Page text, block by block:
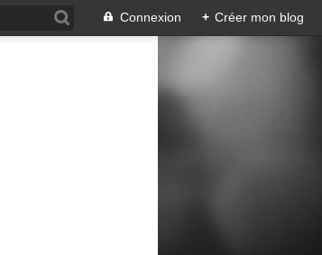
Connexion + Créer mon blog